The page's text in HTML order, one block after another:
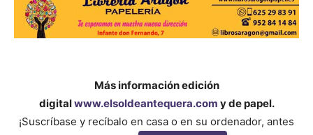
Más información edición
digitalwww.elsoldeantequera.com y de papel.
¡Suscríbase y recíbalo en casa o en su ordenador, antes